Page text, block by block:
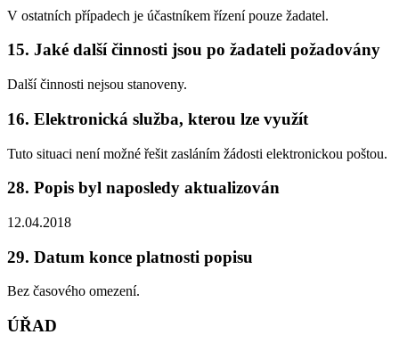
V ostatních případech je účastníkem řízení pouze žadatel.
15. Jaké další činnosti jsou po žadateli požadovány
Další činnosti nejsou stanoveny.
16. Elektronická služba, kterou lze využít
Tuto situaci není možné řešit zasláním žádosti elektronickou poštou.
28. Popis byl naposledy aktualizován
12.04.2018
29. Datum konce platnosti popisu
Bez časového omezení.
ÚŘAD